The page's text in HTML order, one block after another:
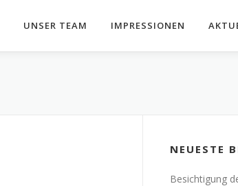
UNSER TEAM IMPRESSIONEN
NEUESTE
Besichtigung